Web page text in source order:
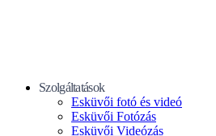
Szolgáltatások
Esküvői fotó és videó
Esküvői Fotózás
Esküvői Videózás